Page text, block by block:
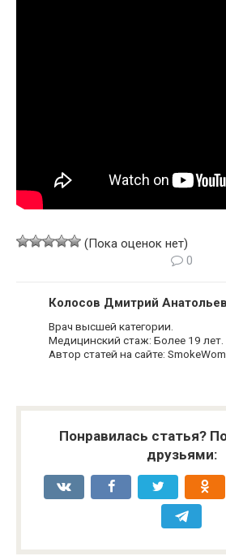
(Пока оценок нет)
0
Колосов Дмитрий
Врач высшей категории.
Медицинский стаж: Более 19 лет.
Автор статей на сайте:
Понравилась статья?
друзьями: